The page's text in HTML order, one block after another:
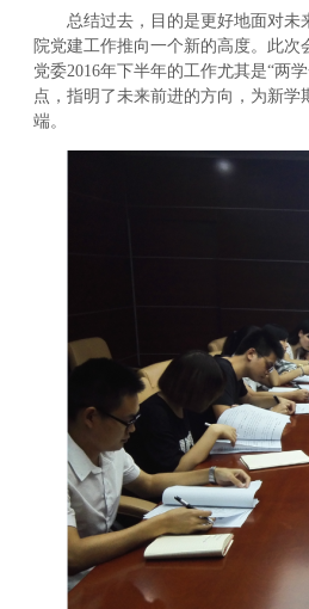
总结过去，目的是更好地面对未
院党建工作推向一个新的高度。此次
党委2016年下半年的工作尤其是“两
点，指明了未来前进的方向，为新学
端。